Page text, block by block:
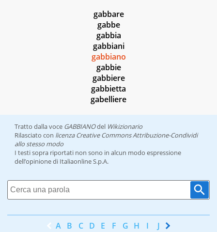
gabbare
gabbe
gabbia
gabbiani
gabbiano
gabbie
gabbiere
gabbietta
gabelliere
Tratto dalla voce GABBIANOdel Wikizionario
Rilasciato con licenza Creative Commons Attribuzione-Condividi
allo stesso modo
I testi sopra riportati non sono in alcun modo espressione
dell’opinione di Italiaonline S.p.A.
A B C D E F G H I J K